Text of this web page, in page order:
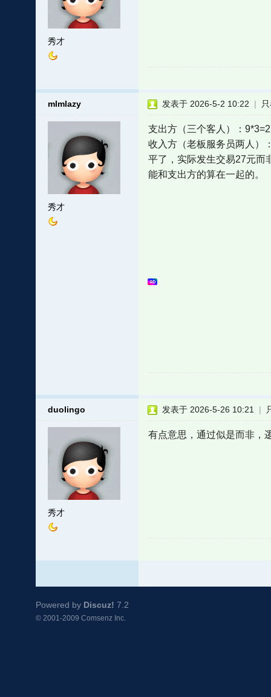
秀才
mlmlazy
秀才
发表于 2026-5-2 10:22 |
支出方（三个客人）：
收入方（老板服务员两人）
平了，实际发生交易27元而
能和支出方的算在一起的。
duolingo
秀才
发表于 2026-5-26 10:21 |
有点意思，通过似是而非，
Powered by Discuz! 7.2
© 2001-2009 Comsenz Inc.